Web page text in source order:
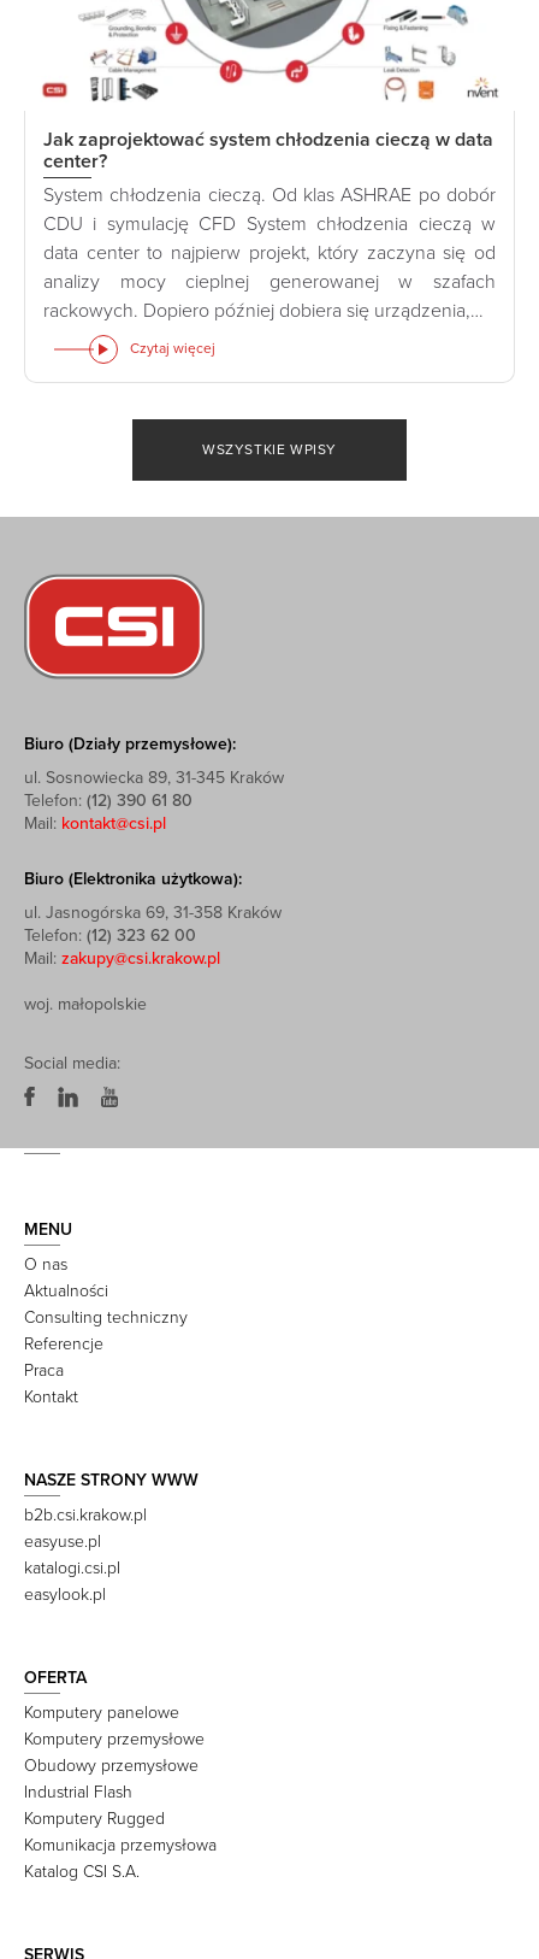
Jak zaprojektować system chłodzenia cieczą w data
center?
System chłodzenia cieczą. Od klas ASHRAE po dobór
CDU i symulację CFD System chłodzenia cieczą w
data center to najpierw projekt, który zaczyna się od
analizy mocy cieplnej generowanej w szafach
rackowych. Dopiero później dobiera się urządzenia,…
Czytaj więcej
WSZYSTKIE WPISY
Biuro (Działy przemysłowe):
ul. Sosnowiecka 89, 31-345 Kraków
Telefon: (12) 390 61 80
Mail: kontakt@csi.pl
Biuro (Elektronika użytkowa):
ul. Jasnogórska 69, 31-358 Kraków
Telefon: (12) 323 62 00
Mail: zakupy@csi.krakow.pl
woj. małopolskie
Social media:
MENU
O nas
Aktualności
Consulting techniczny
Referencje
Praca
Kontakt
NASZE STRONY WWW
b2b.csi.krakow.pl
easyuse.pl
katalogi.csi.pl
easylook.pl
OFERTA
Komputery panelowe
Komputery przemysłowe
Obudowy przemysłowe
Industrial Flash
Komputery Rugged
Komunikacja przemysłowa
Katalog CSI S.A.
SERWIS